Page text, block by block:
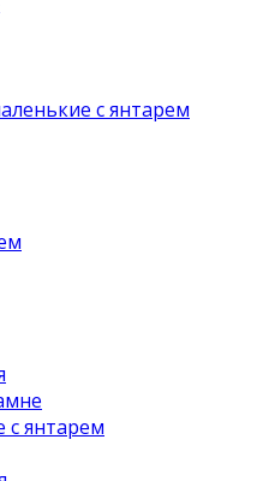
с янтарем
янтарем